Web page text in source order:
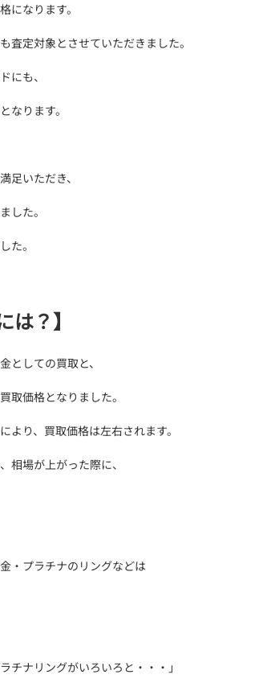
になります。
査定対象とさせていただきました。
にも、
なります。
足いただき、
した。
た。
は？】
としての買取と、
取価格となりました。
より、買取価格は左右されます。
相場が上がった際に、
・プラチナのリングなどは
チナリングがいろいろと・・・」